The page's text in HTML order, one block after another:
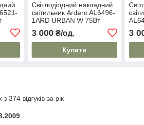
Світлодіодний накладний
світильник Ardero AL6496-
1ARD URBAN W 75Вт
3 000₴/од.
Купити
3
374 відгуків за рік